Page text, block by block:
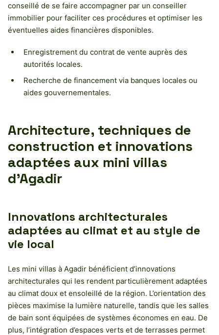
conseillé de se faire accompagner par un conseiller
immobilier pour faciliter ces procédures et optimiser les
éventuelles aides financières disponibles.
Enregistrement du contrat de vente auprès des
autorités locales.
Recherche de financement via banques locales ou
aides gouvernementales.
Architecture, techniques de
construction et innovations
adaptées aux mini villas
d’Agadir
Innovations architecturales
adaptées au climat et au style de
vie local
Les mini villas à Agadir bénéficient d’innovations
architecturales qui les rendent particulièrement adaptées
au climat doux et ensoleillé de la région. L’orientation des
pièces maximise la lumière naturelle, tandis que les salles
de bain sont équipées de systèmes économes en eau. De
plus, l’intégration d’espaces verts et de terrasses permet